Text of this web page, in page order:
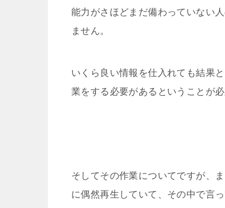
能力がさほどまだ備わっていない
ません。
いくら良い情報を仕入れても結果
業をする必要があるということが必
そしてその作業についてですが、
に偶然再生していて、その中で言